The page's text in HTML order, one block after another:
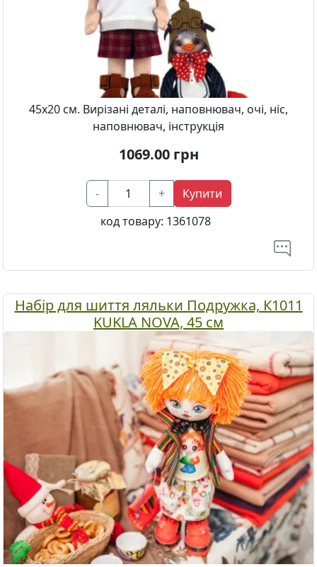
45х20 см. Вирізані деталі, наповнювач, очі, ніс,
наповнювач, інструкція
1069.00грн
- +
Купити
код товару: 1361078
Набір для шиття ляльки Подружка, К1011
KUKLA NOVA, 45 см